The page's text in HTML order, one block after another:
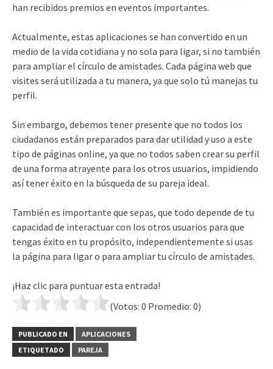
han recibidos premios en eventos importantes.
Actualmente, estas aplicaciones se han convertido en un
medio de la vida cotidiana y no sola para ligar, si no también
para ampliar el círculo de amistades. Cada página web que
visites será utilizada a tu manera, ya que solo tú manejas tu
perfil.
Sin embargo, debemos tener presente que no todos los
ciudadanos están preparados para dar utilidad y uso a este
tipo de páginas online, ya que no todos saben crear su perfil
de una forma atrayente para los otros usuarios, impidiendo
así tener éxito en la búsqueda de su pareja ideal.
También es importante que sepas, que todo depende de tu
capacidad de interactuar con los otros usuarios para que
tengas éxito en tu propósito, independientemente si usas
la página para ligar o para ampliar tu círculo de amistades.
¡Haz clic para puntuar esta entrada!
(Votos: 0 Promedio: 0)
PUBLICADO EN
APLICACIONES
ETIQUETADO
PAREJA